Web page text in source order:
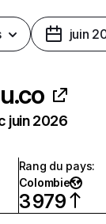
juin
juin 2026
Rang du pays:
Colombie
3 979